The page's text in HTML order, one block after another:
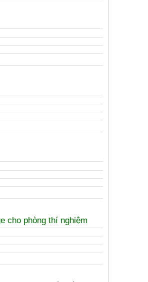
cho phòng thí nghiệm